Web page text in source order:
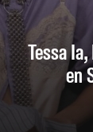
Tessa
en